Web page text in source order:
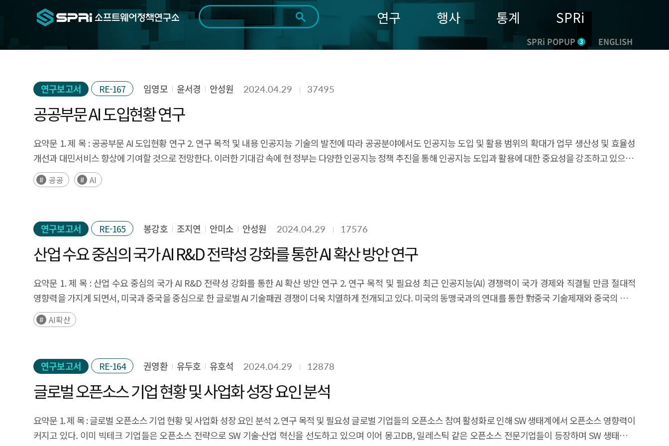
기간 전체 1일 1주 1개월 3개월 1년
작
지
연구 행사 통계 SPRi
SPRi POPUP 3 ENGLISH
연구보고서 RE-167 임영모 윤서경 안성원 2024.04.29 37495
공공부문 AI 도입현황 연구
요약문 1. 제 목 : 공공부문 AI 도입현황 연구 2. 연구 목적 및 내용 인공지능 기술의 발전에 따라 공공분야에서도 인공지능 도입 및 활용 범위의 확대가 업무 생산성 및 효율성
개선과 대민서비스 향상에 기여할 것으로 전망한다. 이러한 기대감 속에 현 정부는 다양한 인공지능 정책 추진을 통해 인공지능 도입과 활용에 대한 중요성을 강조하고 있으며,
향후 정책 개선 요인을 도출하는 차원에서 공공부문의 인공지능 도입현황에 대한 기초 자료를 마련하는 것은 필수적인 요소이다. 지난 10년간 조달청의 입찰정보와
계약정보를 활용하여 공공부문 인공지능 도입 현황을 보다 객관적이고 사업 단위까지 세밀하게 조사를 수행하고자 한다. 더불어 수집된 정보를 바탕으로 타 기관에 시사점을
첨부분서를 조달청의 조달정보개발포털을 통해 수집한다. 수집된 공공조달 데이터에서 AI 관련 사업은 텍스트 마이닝 기법을 사용하여 입찰 제안서(RFP) 세부 내용에
인공지능(AI) 관련 키워드가 포함되어 있는지 여부로 선별한다. 최종 선별된 인공지능 용역계약의 첨부문서를 분석해 추진단계, 활용 분야, 용도, 기술유형 등 부가 정보를
추가한 DB를 구축한다. 구축된 DB를 활용해 연도별 변화추이, 기관구분별 특성, 발주 및 낙찰 기관 등 다양한 관점에서 공공부문의 AI 도입 현황을 조사한다. 다음은
공공기관의 인공지능 도입 활성화 방안 도출을 위한 사례분석이다. 정보시스템 평가나 시스템 운영/관리 평가모델 등을 수집하여 평가요소를 확인하고, 공공기관과
인공지능의 성격에 적합한 내용을 필터링하여 평가방법을 개발한다. 조달공고 DB와 제안요청서(RFP) 등으로부터 시스템 관련 기초 정보를 수집하고, 시스템에 직접 접속/
확인하거나, 기관의 홈페이지 혹은 홍보기사 등을 통해 추가적으로 수집한 정보로 벤치마킹 케이스를 선정한다. 선정된 벤치마킹 대상 사례분석을 통해 시사점을 도출한다. 4.
연구 결과 가. 도입현황 조사 과거 10년(2013∼2022년)간 공공부문 조달계약 중 인공지능(AI) 도입 계약 건수는 3,870건이다. 420개 공공기관의 56.7%인 238개 기관이
가까이 증가했으며, 금액은 2016년 938억원에서 2022년 1조 831억원으로 10배 이상 늘어났다. 이에 따라 공공기관의 전체 ICT관련 용역 계약 중 인공지능이 차지하는 비중도
금액 기준으로 2016년 2.22%에 불과했으나 점진적으로 증가하여 2020년 이후 12% 수준으로 늘어났다. 용역 건당 금액은 2016년 7천만원 정도에서 2017년 이후 1억원
수준으로 증가했다. (추진단계) 2016년 딥러닝 등 새로운 인공지능 기술이 주목 받으면서 2017년부터 인공지능 도입을 위한 정보화계획의 수가 빠르게 늘어났다. 또한, 학습
진행됨에 따라 2019년 이후 이들을 활용한 서비스임대 방식이 지자체를 중심으로 점차 확대되었다. (정책 분야) 전자정부, 민원 서비스 등에 관련된 시스템 수요가 많은
일반행정 분야가 지속적으로 전체의 20% 이상의 가장 높은 비중을 차지하고 있다. 다음으로 산업/고용(산업육성, 일자리매칭 등, 16.5%), 교통수송/건설(지능형 교통망 등,
공공 AI
연구보고서 RE-165 봉강호 조지연 안미소 안성원 2024.04.29 17576
산업 수요 중심의 국가 AI R&D 전략성 강화를 통한 AI 확산 방안 연구
요약문 1. 제 목 : 산업 수요 중심의 국가 AI R&D 전략성 강화를 통한 AI 확산 방안 연구 2. 연구 목적 및 필요성 최근 인공지능(AI) 경쟁력이 국가 경제와 직결될 만큼 절대적
영향력을 가지게 되면서, 미국과 중국을 중심으로 한 글로벌 AI 기술패권 경쟁이 더욱 치열하게 전개되고 있다. 미국의 동맹국과의 연대를 통한 對중국 기술제재와 중국의 자체
AI 기술생태계 구축 노력이 동시에 전개되면서 양국 간 일대일 구도의 경쟁이 아닌 AI 기술 블록화와 맞물리는 진영 대결로 심화되고 있어, 기술적 자주성과 글로벌 리더십
확보를 도모하기 위해 국가 차원의 전략적 선택과 범국가적 역량의 집중이 요구되고 있다. 우리나라는 AI 기술수준 측면에서 중국에 이어 두 번째로 빠른 속도로 성장하여 현재
다소 미흡한 상황이다. 여러 실태조사에서 기업들이 AI 도입의 가장 큰 걸림돌로 ‘기업 수요에 맞는 AI 기술 및 솔루션 부족’과 ‘맞춤식 AI 적용의 어려움’을 응답한 것으로 볼 때,
이러한 상황의 주요한 원인 중 하나가 바로 AI 기술 수요와 공급의 미스매치라고 판단된다. 즉, 우리나라 AI 기술생태계 자립성 확보의 선결조건인 AI 확산을 위해서는
산업에서의 활용도 있는 기술개발을 위한 정책적 노력이 필요함을 시사한다고 볼 수 있다. 한편, 글로벌 경기둔화와 고금리 기조 등의 영향으로 경제 불확실성이 증대됨에 따라,
우리나라 정부는 최근 이러한 경제위기 돌파와 더불어 그동안 끊임없이 지적되어왔던 국가 R&D 성과의 질적수준 정체 문제 해결이라는 시대적 요구에 부응하여 ‘R&D 혁신’을
추진하고 있다. 즉, 글로벌 AI 기술패권 경쟁에 능동적으로 대응하기 위하여 AI 기술경쟁력 강화와 산업 활용도 높은 기술개발을 통한 AI 확산을 도모해나가야 하는 동시에, 이를
‘R&D 혁신’이라는 국가 전략에 부합하는 방향으로 추진해나가야 하는 상황이라는 것이다. 종합하면, AI 기술에 대한 국내 기업들의 인식·수요 현황을 객관적으로 확인하고,
AI확산
연구보고서 RE-164 권영환 유두호 유호석 2024.04.29 12878
글로벌 오픈소스 기업 현황 및 사업화 성장 요인 분석
요약문 1. 제 목 : 글로벌 오픈소스 기업 현황 및 사업화 성장 요인 분석 2. 연구 목적 및 필요성 글로벌 기업들의 오픈소스 참여 활성화로 인해 SW 생태계에서 오픈소스 영향력이
커지고 있다. 이미 빅테크 기업들은 오픈소스 전략으로 SW 기술·산업 혁신을 선도하고 있으며 이어 몽고DB, 일레스틱 같은 오픈소스 전문기업들이 등장하며 SW 생태계에